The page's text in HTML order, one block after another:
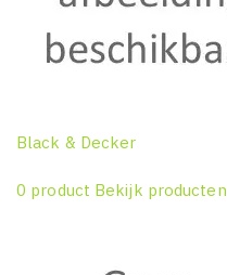
Black & Decker
0 product Bekijk producten